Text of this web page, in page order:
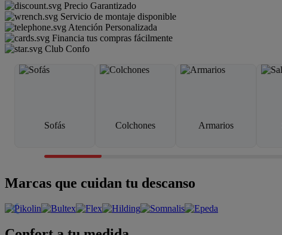
Precio Garantizado
Servicio de montaje disponible
Atención Personalizada
Financia tus compras fácilmente
Club Confo
Sofás Colchones Armarios
Marcas que cuidan tu descanso